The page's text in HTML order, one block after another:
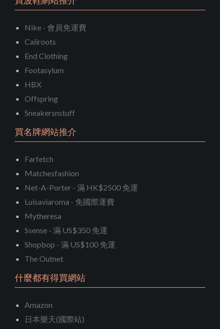
Nike - 會員免運費
Caliroots
End Clothing
Footasylum
HBX
Offspring
Sneakersnstuff
買名牌網站推介
Farfetch
Matchesfashion
Net-A-Porter - 滿 HK$2500 免運
Luisaviaroma - 免國際運費
Mytheresa
Ssense - 滿 US$350 免運
Shopbop - 滿 US$100 免運
The Outnet
什麼都有得買網站
Amazon
日本樂天(國際站)